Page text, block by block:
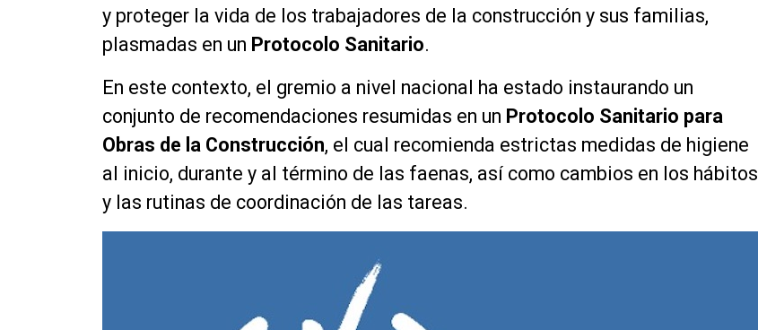
y proteger la vida de los trabajadores de la construcción y sus familias,
plasmadas en un Protocolo Sanitario.
En este contexto, el gremio a nivel nacional ha estado instaurando un
conjunto de recomendaciones resumidas en un Protocolo Sanitario para
Obras de la Construcción, el cual recomienda estrictas medidas de higiene
al inicio, durante y al término de las faenas, así como cambios en los hábitos
y las rutinas de coordinación de las tareas.